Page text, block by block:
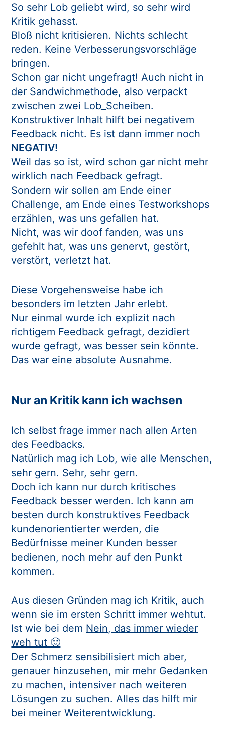
So sehr Lob geliebt wird, so sehr wird
Kritik gehasst.
Bloß nicht kritisieren. Nichts schlecht
reden. Keine Verbesserungsvorschläge
bringen.
Schon gar nicht ungefragt! Auch nicht in
der Sandwichmethode, also verpackt
zwischen zwei Lob_Scheiben.
Konstruktiver Inhalt hilft bei negativem
Feedback nicht. Es ist dann immer noch
NEGATIV!
Weil das so ist, wird schon gar nicht mehr
wirklich nach Feedback gefragt.
Sondern wir sollen am Ende einer
Challenge, am Ende eines Testworkshops
erzählen, was uns gefallen hat.
Nicht, was wir doof fanden, was uns
gefehlt hat, was uns genervt, gestört,
verstört, verletzt hat.
Diese Vorgehensweise habe ich
besonders im letzten Jahr erlebt.
Nur einmal wurde ich explizit nach
richtigem Feedback gefragt, dezidiert
wurde gefragt, was besser sein könnte.
Das war eine absolute Ausnahme.
Nur an Kritik kann ich wachsen
Ich selbst frage immer nach allen Arten
des Feedbacks.
Natürlich mag ich Lob, wie alle Menschen,
sehr gern. Sehr, sehr gern.
Doch ich kann nur durch kritisches
Feedback besser werden. Ich kann am
besten durch konstruktives Feedback
kundenorientierter werden, die
Bedürfnisse meiner Kunden besser
bedienen, noch mehr auf den Punkt
kommen.
Aus diesen Gründen mag ich Kritik, auch
wenn sie im ersten Schritt immer wehtut.
Ist wie bei dem Nein, das immer wieder
weh tut 🙂
Der Schmerz sensibilisiert mich aber,
genauer hinzusehen, mir mehr Gedanken
zu machen, intensiver nach weiteren
Lösungen zu suchen. Alles das hilft mir
bei meiner Weiterentwicklung.